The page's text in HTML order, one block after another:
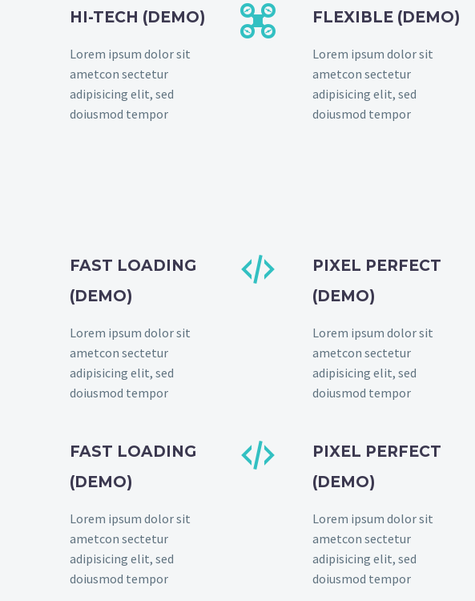
HI-TECH (DEMO)
Lorem ipsum dolor sit
ametcon sectetur
adipisicing elit, sed
doiusmod tempor

 FLEXIBLE (DEMO)
Lorem ipsum dolor sit
ametcon sectetur
adipisicing elit, sed
doiusmod tempor
FAST LOADING
(DEMO)
Lorem ipsum dolor sit
ametcon sectetur
adipisicing elit, sed
doiusmod tempor


PIXEL PERFECT
(DEMO)
Lorem ipsum dolor sit
ametcon sectetur
adipisicing elit, sed
doiusmod tempor
FAST LOADING
(DEMO)
Lorem ipsum dolor sit
ametcon sectetur
adipisicing elit, sed
doiusmod tempor


PIXEL PERFECT
(DEMO)
Lorem ipsum dolor sit
ametcon sectetur
adipisicing elit, sed
doiusmod tempor